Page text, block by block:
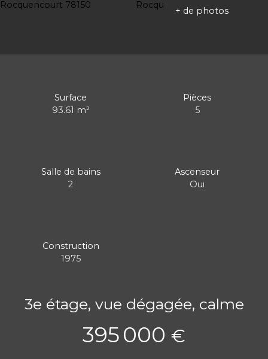
+ de photos
Surface
93.61 m²
Pièces
5
Salle de bains
2
Ascenseur
Oui
Construction
1975
3e étage, vue dégagée, calme
395 000 €